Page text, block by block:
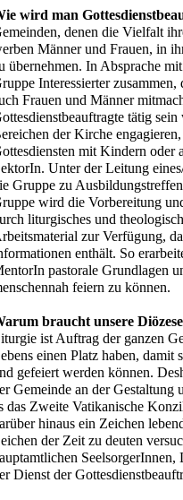
wird man
denen die Vielfalt
Männer und Frauen, in
übernehmen. In Absprache
Interessierter
Frauen und Männer
tätig
der Kirche
mit Kindern oder
Unter der Leitung
Gruppe zu
wird die Vorbereitung
liturgisches und
zur Verfügung,
enthält. So
pastorale Grundlagen
feiern zu können.
braucht unsere
ist Auftrag der ganzen
einen Platz haben, damit
gefeiert werden können.
Gemeinde an der
das Zweite Vatikanische
hinaus ein Zeichen
der Zeit zu deuten
Dienst der